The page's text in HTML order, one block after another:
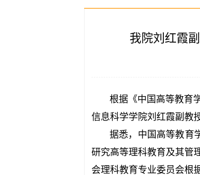
我院刘红霞
根据《中国高等教育
信息科学学院刘红霞副教
据悉， 中国高等教育
研究高等理科教育及其管
会理科教育专业委员会根